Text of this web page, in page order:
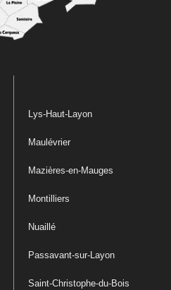
Lys-Haut-Layon
Maulévrier
Mazières-en-Mauges
Montilliers
Nuaillé
Passavant-sur-Layon
Saint-Christophe-du-Bois